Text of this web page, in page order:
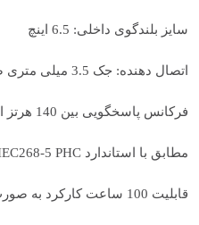
سایز بلندگوی داخلی: 6.5 اینچ
اتصال دهنده: جک 3.5 میلی متری صدا
فرکانس پاسخگویی بین 140 هرتز الی 18 کیلوهرتز
مطابق با استاندارد IEC268-5 PHC
قابلیت 100 ساعت کارکرد به صورت مداوم